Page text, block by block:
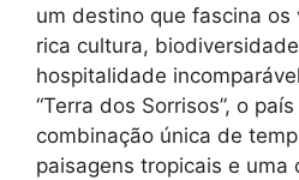
um destino que fascina os
rica cultura,
hospitalidade
“Terra dos Sorrisos”, o
combinação única de
paisagens tropicais e uma